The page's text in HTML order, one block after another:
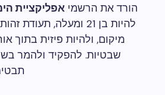
הורד את הרשמי אפליקציית
להיות בן 21 ומעלה,
מיקום, ולהיות פיזית בתוך
שבטיות. להפקיד ולהמר